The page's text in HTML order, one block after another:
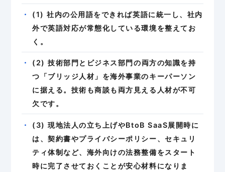
(1) 社内の公用語をできれば英語に統一し、社内
外で英語対応が常態化している環境を整えてお
く。
(2) 技術部門とビジネス部門の両方の知識を持
つ「ブリッジ人材」を海外事業のキーパーソン
に据える。技術も商談も両方見える人材が不可
欠です。
(3) 現地法人の立ち上げやBtoB SaaS展開時に
は、契約書やプライバシーポリシー、セキュリ
ティ体制など、海外向けの法務整備をスタート
時に完了させておくことが安心材料になりま